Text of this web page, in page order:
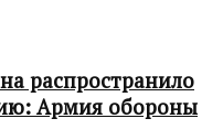
распространило
Армия обороны